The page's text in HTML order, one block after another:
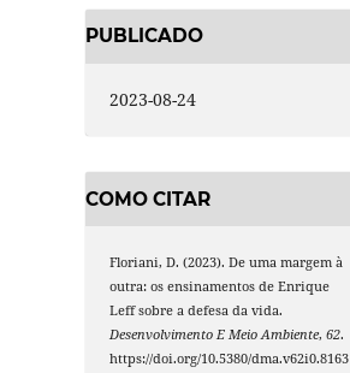
PUBLICADO
2023-08-24
COMO CITAR
Floriani, D. (2023). De uma margem à
outra: os ensinamentos de Enrique
Leff sobre a defesa da vida.
Desenvolvimento E Meio Ambiente,62.
https://doi.org/10.5380/dma.v62i0.8163